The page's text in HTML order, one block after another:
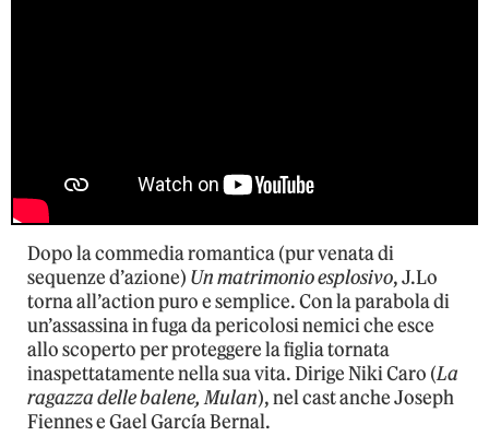
Dopo la commedia romantica (pur venata di
sequenze d’azione) Un matrimonio esplosivo, J.Lo
torna all’action puro e semplice. Con la parabola di
un’assassina in fuga da pericolosi nemici che esce
allo scoperto per proteggere la figlia tornata
inaspettatamente nella sua vita. Dirige Niki Caro (La
ragazza delle balene, Mulan), nel cast anche Joseph
Fiennes e Gael García Bernal.